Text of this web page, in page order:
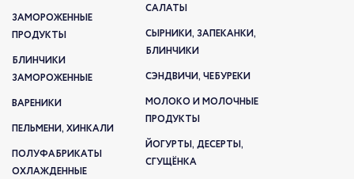
ЗАМОРОЖЕННЫЕ
ПРОДУКТЫ
БЛИНЧИКИ
ЗАМОРОЖЕННЫЕ
ВАРЕНИКИ
ПЕЛЬМЕНИ, ХИНКАЛИ
ПОЛУФАБРИКАТЫ
ОХЛАЖДЕННЫЕ
САЛАТЫ
СЫРНИКИ, ЗАПЕКАНКИ,
БЛИНЧИКИ
СЭНДВИЧИ, ЧЕБУРЕКИ
МОЛОКО И МОЛОЧНЫЕ
ПРОДУКТЫ
ЙОГУРТЫ, ДЕСЕРТЫ,
СГУЩЁНКА